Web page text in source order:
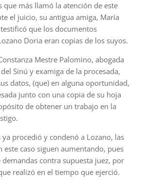
que más llamó la atención de este
el juicio, su antigua amiga, María
que los documentos
Doria eran copias de los suyos.
Mestre Palomino, abogada
Sinú y examiga de la procesada,
datos, (que) en alguna oportunidad,
junto con una copia de su hoja
de obtener un trabajo en la
ya procedió y condenó a Lozano, las
este caso siguen aumentando, pues
demandas contra supuesta juez, por
realizó en el tiempo que ejerció.